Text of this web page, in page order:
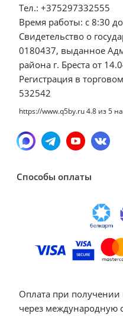
Тел.: +375297332555
Время работы: с 8:30
Свидетельство о
0180437, выданное
района г. Бреста от
Регистрация в
532542
https://www.q5by.ru4.8 из5
Способы оплаты
Оплата при получении
через международную